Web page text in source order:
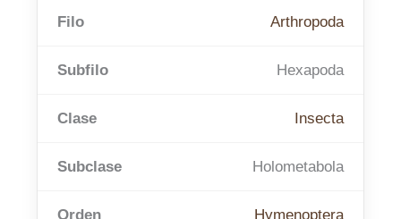
Filo Arthropoda
Subfilo Hexapoda
Clase Insecta
Subclase Holometabola
Orden Hymenoptera